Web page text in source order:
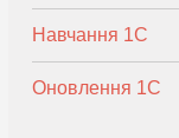
Навчання 1С
Оновлення 1С